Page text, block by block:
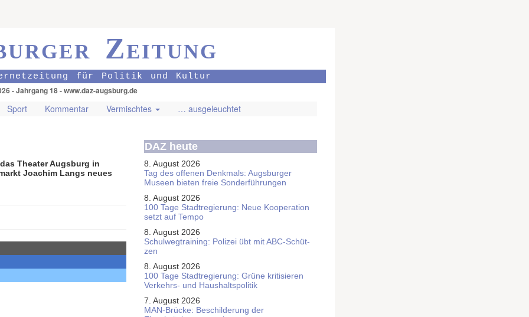
Zeitung
für Politik und Kultur
- Jahrgang 18 - www.daz-augsburg.de
Sport Kommentar Vermischtes … ausgeleuchtet
Theater Augsburg in
Joachim Langs neues
DAZ heute
8. August 2026
Tag des offenen Denkmals: Augsburger
Museen bieten freie Sonderführungen
8. August 2026
100 Tage Stadtregierung: Neue Kooperation
setzt auf Tempo
8. August 2026
Schul­weg­trai­ning: Poli­zei übt mit ABC-Schüt­
zen
8. August 2026
100 Tage Stadtregierung: Grüne kritisieren
Verkehrs- und Haushaltspolitik
7. August 2026
MAN-Brücke: Beschilderung der